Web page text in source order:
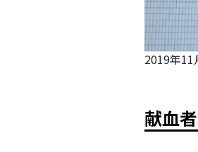
2019年
献血